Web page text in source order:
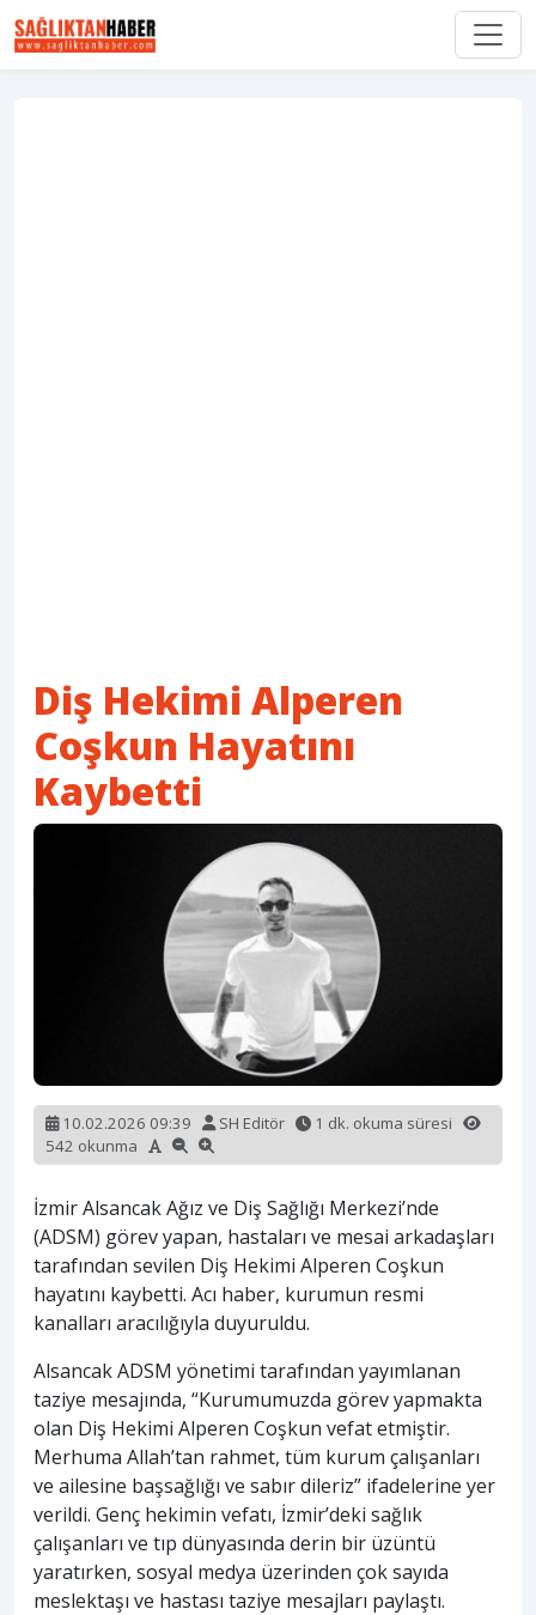
Diş Hekimi Alperen
Coşkun Hayatını
Kaybetti
10.02.2026 09:39 SH Editör
1 dk. okuma süresi
542 okunma
İzmir Alsancak Ağız ve Diş Sağlığı Merkezi’nde
(ADSM) görev yapan, hastaları ve mesai arkadaşları
tarafından sevilen Diş Hekimi Alperen Coşkun
hayatını kaybetti. Acı haber, kurumun resmi
kanalları aracılığıyla duyuruldu.
Alsancak ADSM yönetimi tarafından yayımlanan
taziye mesajında, “Kurumumuzda görev yapmakta
olan Diş Hekimi Alperen Coşkun vefat etmiştir.
Merhuma Allah’tan rahmet, tüm kurum çalışanları
ve ailesine başsağlığı ve sabır dileriz” ifadelerine yer
verildi. Genç hekimin vefatı, İzmir’deki sağlık
çalışanları ve tıp dünyasında derin bir üzüntü
yaratırken, sosyal medya üzerinden çok sayıda
meslektaşı ve hastası taziye mesajları paylaştı.